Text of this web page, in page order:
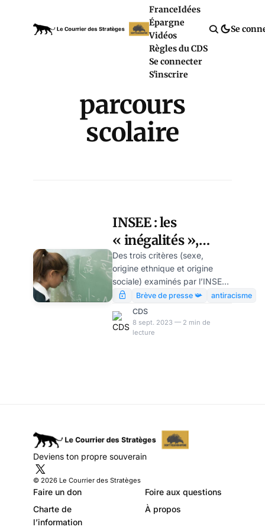
FranceIdées
Épargne
Vidéos
Règles du CDS
Se connecter
S'inscrire
Se
parcours
scolaire
INSEE : les
« inégalités »,
entre statistique et
mythologie, par
Modeste Schwartz
Des trois critères (sexe,
origine ethnique et origine
sociale) examinés par l’INSEE
pour tenter d’identifier les
facteurs déterminants
permettant de prédire l’issue
d’un parcours scolaire, seul le
mythologies.
Brève de presse 📯
antiracisme
CDS
8 sept. 2023 — 2 min de
lecture
Deviens ton propre souverain
© 2026 Le Courrier des Stratèges
Faire un don
Foire aux questions
Charte de
l’information
À propos